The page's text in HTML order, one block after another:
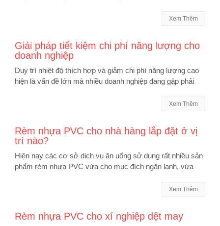
Xem Thêm
Giải pháp tiết kiệm chi phí năng lượng cho
doanh nghiệp
Duy trì nhiệt độ thích hợp và giảm chi phí năng lượng cao
hiện là vấn đề lớn mà nhiều doanh nghiệp đang gặp phải
Xem Thêm
Rèm nhựa PVC cho nhà hàng lắp đặt ở vị
trí nào?
Hiện nay các cơ sở dịch vụ ăn uống sử dụng rất nhiều sản
phẩm rèm nhựa PVC vừa cho mục đích ngăn lạnh, vừa
Xem Thêm
Rèm nhựa PVC cho xí nghiệp dệt may